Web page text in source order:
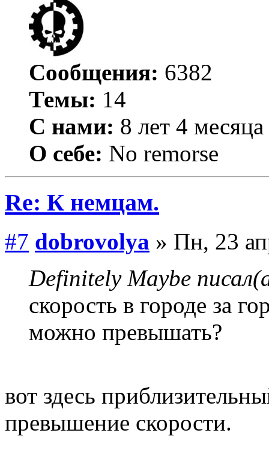
Сообщения: 6382
Темы: 14
С нами: 8 лет 4 месяца
О себе: No remorse
Re: К немцам.
#7 dobrovolya » Пн, 23
Definitely Maybe
скорость в городе за
можно превышать?
вот здесь
превышение скорости.